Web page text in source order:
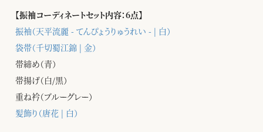
【振袖コーディネートセット内容：6点】
振袖（天平流麗 - てんぴょうりゅうれい - | 白）
袋帯（千切蜀江錦 | 金）
帯締め（青）
帯揚げ（白/黒）
重ね衿（ブルーグレー）
髪飾り（唐花 | 白）